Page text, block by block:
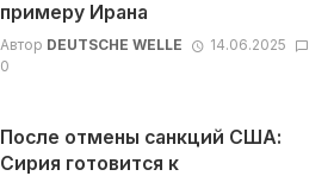
примеру Ирана
Автор DEUTSCHE WELLE
14.06.2025
0
После отмены санкций США:
Сирия готовится к